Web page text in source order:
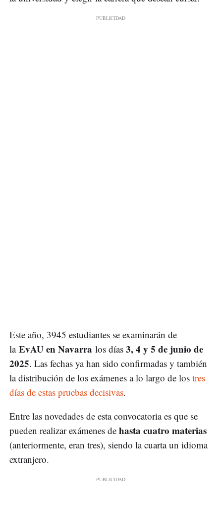
Este año, 3945 estudiantes se examinarán de
la EvAU en Navarra los días 3, 4 y 5 de junio de
2025. Las fechas ya han sido confirmadas y también
la distribución de los exámenes a lo largo de los tres
días de estas pruebas decisivas.
Entre las novedades de esta convocatoria es que se
pueden realizar exámenes de hasta cuatro materias
(anteriormente, eran tres), siendo la cuarta un idioma
extranjero.